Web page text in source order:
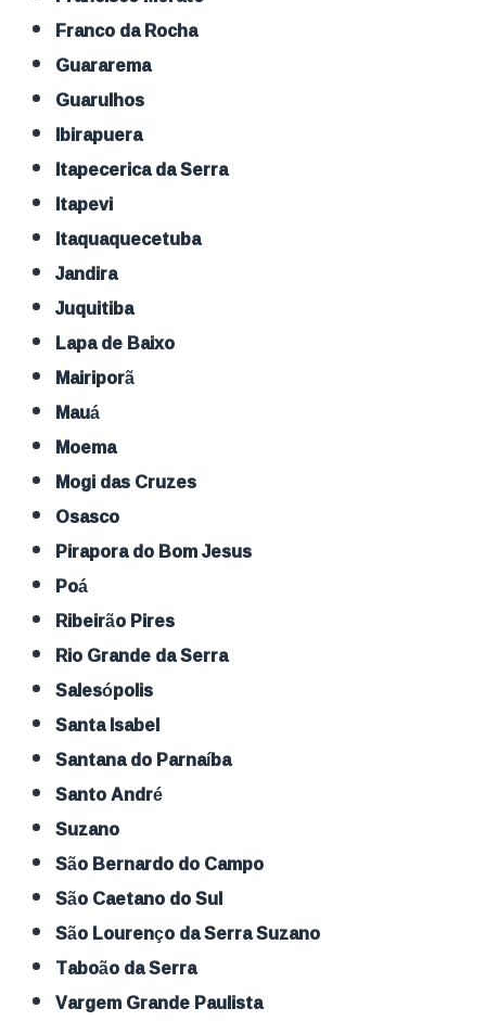
Franco da Rocha
Guararema
Guarulhos
Ibirapuera
Itapecerica da Serra
Itapevi
Itaquaquecetuba
Jandira
Juquitiba
Lapa de Baixo
Mairiporã
Mauá
Moema
Mogi das Cruzes
Osasco
Pirapora do Bom Jesus
Poá
Ribeirão Pires
Rio Grande da Serra
Salesópolis
Santa Isabel
Santana do Parnaíba
Santo André
Suzano
São Bernardo do Campo
São Caetano do Sul
São Lourenço da Serra Suzano
Taboão da Serra
Vargem Grande Paulista